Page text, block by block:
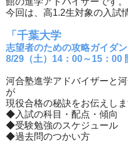
今回は、高1.2生対象の入試
「千葉大学
志望者のための攻略ガイダン
8/29（土）14：00～15：00
河合塾進学アドバイザーと
が
現役合格の秘訣をお伝えしま
◆入試の科目・配点・傾向
◆受験勉強のスケジュール
◆過去問のつかい方